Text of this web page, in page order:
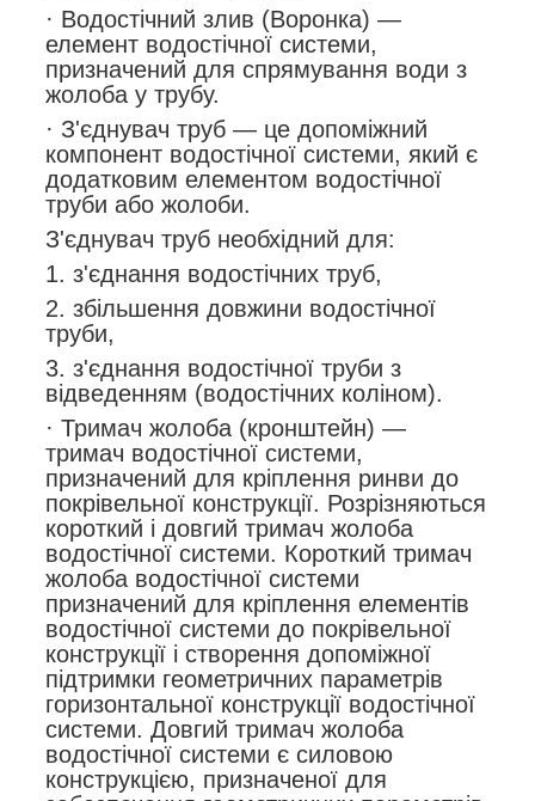
· Водостічний злив (Воронка) —
елемент водостічної системи,
призначений для спрямування води з
жолоба у трубу.
· З'єднувач труб — це допоміжний
компонент водостічної системи, який є
додатковим елементом водостічної
труби або жолоби.
З'єднувач труб необхідний для:
1. з'єднання водостічних труб,
2. збільшення довжини водостічної
труби,
3. з'єднання водостічної труби з
відведенням (водостічних коліном).
· Тримач жолоба (кронштейн) —
тримач водостічної системи,
призначений для кріплення ринви до
покрівельної конструкції. Розрізняються
короткий і довгий тримач жолоба
водостічної системи. Короткий тримач
жолоба водостічної системи
призначений для кріплення елементів
водостічної системи до покрівельної
конструкції і створення допоміжної
підтримки геометричних параметрів
горизонтальної конструкції водостічної
системи. Довгий тримач жолоба
водостічної системи є силовою
конструкцією, призначеної для